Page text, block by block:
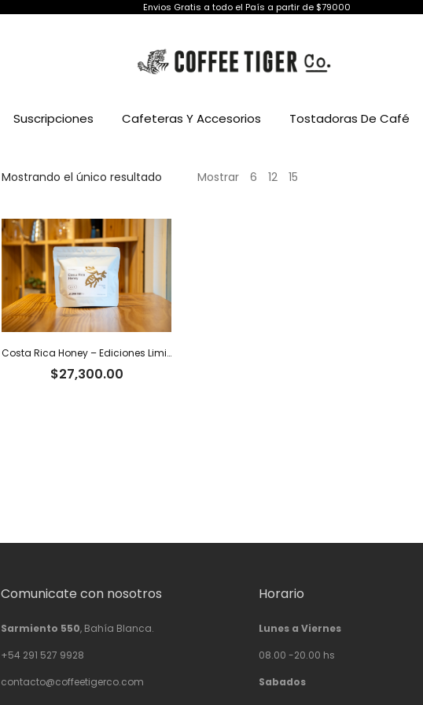
Envios Gratis a todo el País a partir de $79000
Suscripciones Cafeteras Y Accesorios Tostadoras De Café
Mostrando el único resultado Mostrar 6 12 15
Costa Rica Honey – Ediciones Limitadas Tiger
$27,300.00
Comunicate con nosotros
Sarmiento 550, Bahía Blanca.
+54 291 527 9928
contacto@coffeetigerco.com
Horario
Lunes a Viernes
08.00 -20.00 hs
Sabados